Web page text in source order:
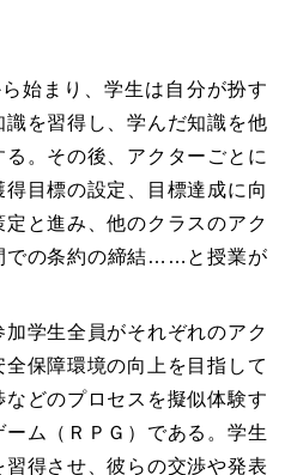
始まり、学生は自分が扮す
を習得し、学んだ知識を他
。その後、アクターごとに
得目標の設定、目標達成に向
と進み、他のクラスのアク
での条約の締結…… と授業が
学生全員がそれぞれのアク
保障環境の向上を目指して
どのプロセスを擬似体験す
ム（ＲＰＧ）である。学生
得させ、彼らの交渉や発表